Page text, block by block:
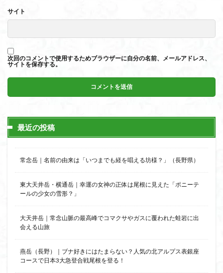
サイト
次回のコメントで使用するためブラウザーに自分の名前、メールアドレス、
サイトを保存する。
最近の投稿
常念岳｜名前の由来は「いつまでも経を唱える坊様？」（長野県）
東大天井岳・横通岳｜幸運の女神の正体は尾根に見えた「ポニーテ
ールの少女の雪形？」
大天井岳｜常念山脈の最高峰でコマクサやガスに覆われた蛙岩に出
会える山旅
燕岳（長野）｜ブナ好きにはたまらない？人気の北アルプス表銀座
コースで日本3大急登合戦尾根を登る！